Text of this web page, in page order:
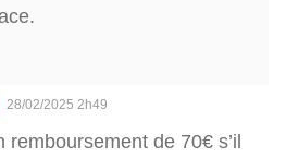
28/02/2025 2h49
remboursement de 70€ s’il